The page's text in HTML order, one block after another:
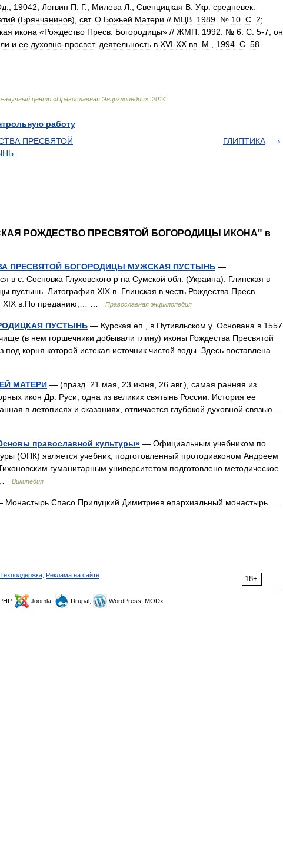
19042; Логвин П Г., Милева Л Свенцицкая В Укр средневек
(Брянчанинов), свт. О Божьей Матери // МЦВ 1989 . № 10 С 2;
икона «Рождество Пресв Богородицы» // ЖМП 1992 . № 6 С 5-7; он
и ее духовно-просвет. деятельность в XVI-XX вв М 1994 С 58
-научный центр «Православная Энциклопедия» 2014
работу
ПРЕСВЯТОЙ
ГЛИПТИКА
РОЖДЕСТВО ПРЕСВЯТОЙ БОГОРОДИЦЫ ИКОНА" в
ПРЕСВЯТОЙ БОГОРОДИЦЫ МУЖСКАЯ ПУСТЫНЬ —
в с. Сосновка Глуховского р на Сумской обл. (Украина). Глинская в
пустынь. Литография XIX в. Глинская в честь Рождества Пресв.
XIX в.По преданию,… …
Православная энциклопедия
ПУСТЫНЬ — Курская еп., в Путивльском у. Основана в 1557
(в нем горшечники добывали глину) иконы Рождества Пресвятой
корня которой истекал источник чистой воды. Здесь поставлена
МАТЕРИ — (празд. 21 мая, 23 июня, 26 авг.), самая ранняя из
икон Др. Руси, одна из великих святынь России. История ее
в летописях и сказаниях, отличается глубокой духовной связью…
православной культуры» — Официальным учебником по
(ОПК) является учебник, подготовленный протодиаконом Андреем
гуманитарным университетом подготовлено методическое
…
Википедия
Монастырь Спасо Прилуцкий Димитриев епархиальный монастырь …
18+
Техподдержка Реклама на сайте
Joomla, Drupal, WordPress, MODx.